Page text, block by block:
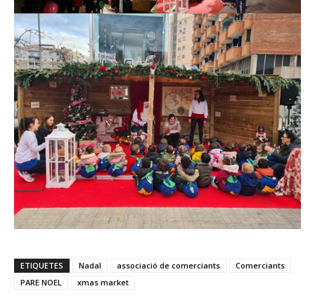
ETIQUETES Nadal associació de comerciants
Comerciants
PARE NOEL
xmas market